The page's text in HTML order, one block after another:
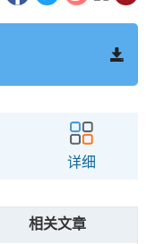
详细
相关文章